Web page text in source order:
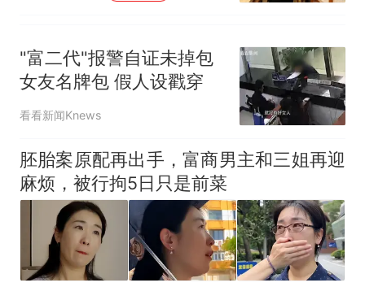
"富二代"报警自证未掉包
女友名牌包 假人设戳穿
看看新闻Knews
胚胎案原配再出手，富商男主和三姐再迎
麻烦，被行拘5日只是前菜